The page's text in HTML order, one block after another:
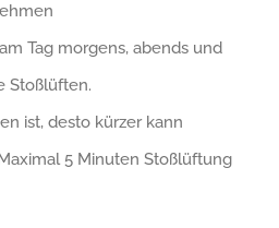
Tag morgens, abends und
Stoßlüften.
ist, desto kürzer kann
5 Minuten Stoßlüftung